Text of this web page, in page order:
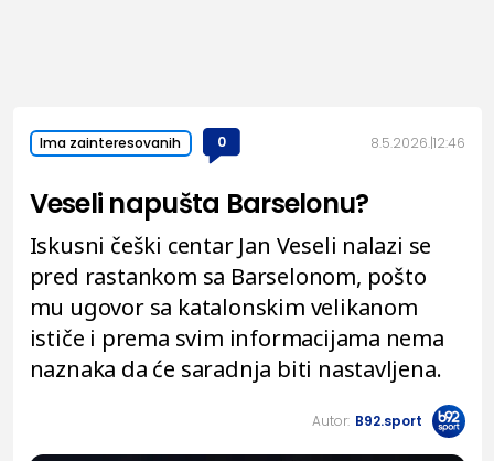
Ima zainteresovanih 0 8.5.2026. 12:46
Veseli napušta Barselonu?
Iskusni češki centar Jan Veseli nalazi se
pred rastankom sa Barselonom, pošto
mu ugovor sa katalonskim velikanom
ističe i prema svim informacijama nema
naznaka da će saradnja biti nastavljena.
Autor: B92.sport